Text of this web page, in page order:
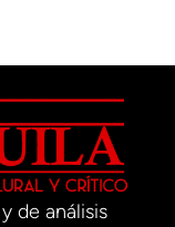
de análisis